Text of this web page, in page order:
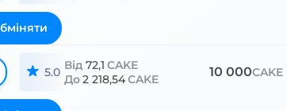
5.0 Від 72,1 CAKE
До2 218,54CAKE 10 000CAKE